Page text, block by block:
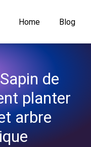
Home Blog
de
planter
arbre